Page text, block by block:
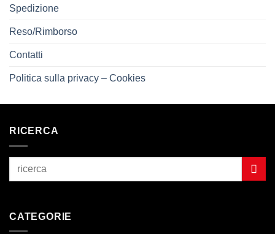
Spedizione
Reso/Rimborso
Contatti
Politica sulla privacy – Cookies
RICERCA
CATEGORIE